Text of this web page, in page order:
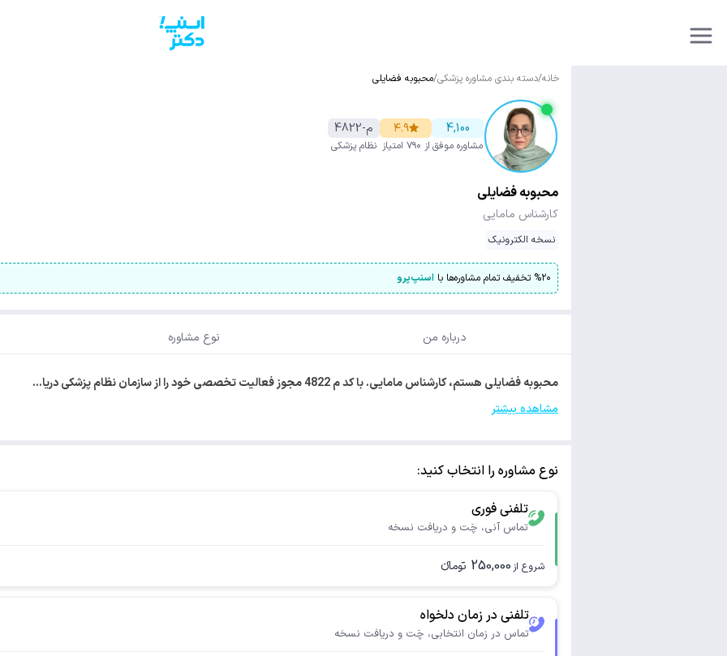
خانه/دسته بندی مشاوره پزشکی/محبوبه فضایلی
4,100
مشاوره موفق
۴.۹
از ۷۹۰ امتیاز
م-4822
نظام پزشکی
محبوبه فضایلی
کارشناس مامایی
نسخه الکترونیک
%۲۰ تخفیف تمام مشاوره‌ها با اسنپ‌پرو
درباره من نوع مشاوره
محبوبه فضایلی هستم، کارشناس مامایی. با کد م 4822 مجوز فعالیت تخصصی خود را از سازمان نظام پزشکی دریا…
مشاهده بیشتر
نوع مشاوره را انتخاب کنید:
تلفنی فوری
تماس آنی، چَت و دریافت نسخه
شروع از 250,000 تومانء
تلفنی در زمان دلخواه
تماس در زمان انتخابی، چَت و دریافت نسخه